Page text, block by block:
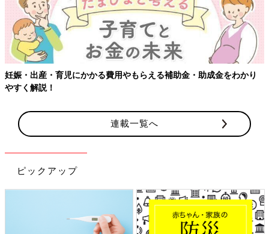
妊娠・出産・育児にかかる費用やもらえる補助金・助成金をわかり
やすく解説！
連載一覧へ
ピックアップ